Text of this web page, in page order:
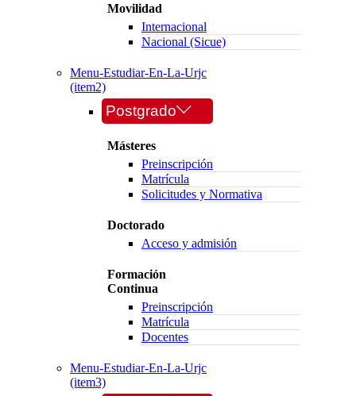
Movilidad
Internacional
Nacional (Sicue)
Menu-Estudiar-En-La-Urjc
(item2)
Postgrado
Másteres
Preinscripción
Matrícula
Solicitudes y Normativa
Doctorado
Acceso y admisión
Formación
Continua
Preinscripción
Matrícula
Docentes
Menu-Estudiar-En-La-Urjc
(item3)